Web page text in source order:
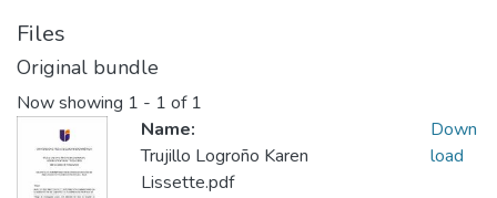
Files
Original bundle
Now showing 1 - 1 of 1
Name:
Trujillo Logroño Karen
Lissette.pdf
Down
load